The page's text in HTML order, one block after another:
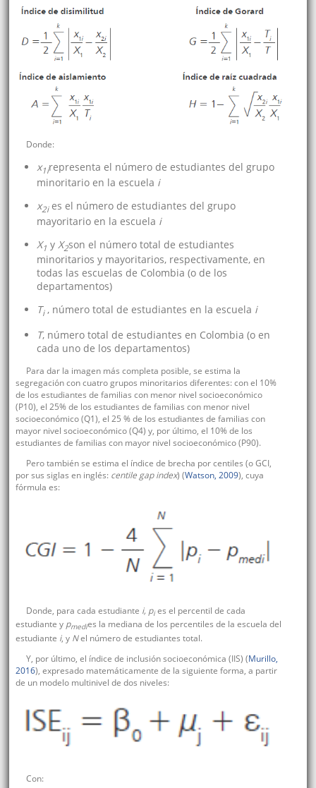
Donde:
x1irepresenta el número de estudiantes del grupo
minoritario en la escuela i
x2ies el número de estudiantes del grupo
mayoritario en la escuela i
X1 y X2son el número total de estudiantes
minoritarios y mayoritarios, respectivamente, en
todas las escuelas de Colombia (o de los
departamentos)
Ti, número total de estudiantes en la escuela i
T, número total de estudiantes en Colombia (o en
cada uno de los departamentos)
Para dar la imagen más completa posible, se estima la
segregación con cuatro grupos minoritarios diferentes: con el 10%
de los estudiantes de familias con menor nivel socioeconómico
(P10), el 25% de los estudiantes de familias con menor nivel
socioeconómico (Q1), el 25 % de los estudiantes de familias con
mayor nivel socioeconómico (Q4) y, por último, el 10% de los
estudiantes de familias con mayor nivel socioeconómico (P90).
Pero también se estima el índice de brecha por centiles (o GCI,
por sus siglas en inglés: centile gap index) (Watson, 2009), cuya
fórmula es:
Donde, para cada estudiante i, pies el percentil de cada
estudiante y pmedies la mediana de los percentiles de la escuela del
estudiante i, y Nel número de estudiantes total.
Y, por último, el índice de inclusión socioeconómica (IIS) (Murillo,
2016), expresado matemáticamente de la siguiente forma, a partir
de un modelo multinivel de dos niveles:
Con: